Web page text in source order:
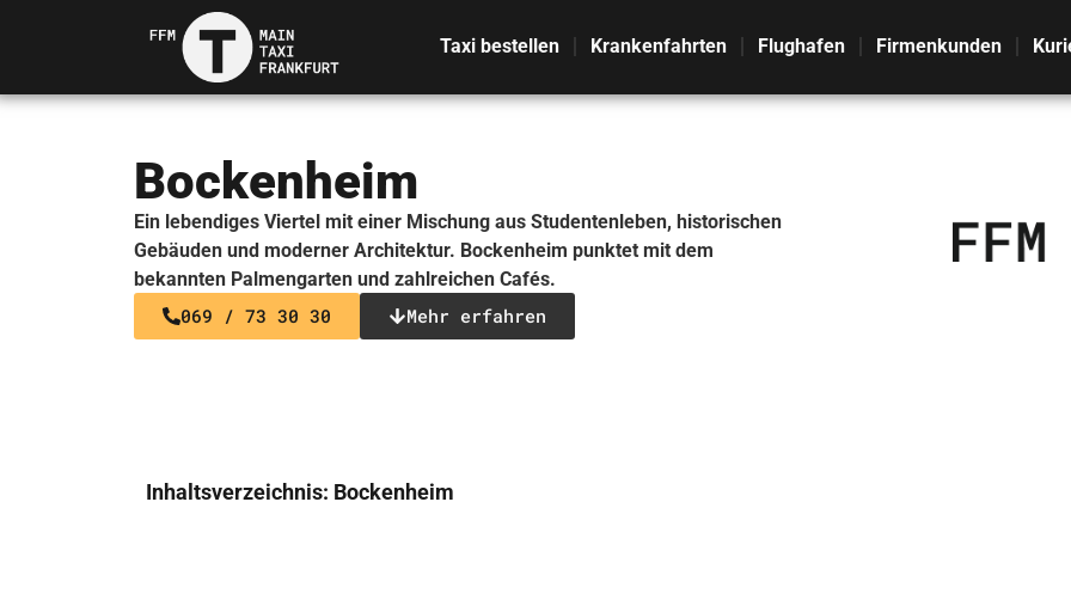
Taxi bestellen Krankenfahrten Flughafen Firmenkunden
Bockenheim
Ein lebendiges Viertel mit einer Mischung aus Studentenleben, historischen
Gebäuden und moderner Architektur. Bockenheim punktet mit dem
bekannten Palmengarten und zahlreichen Cafés.
069 / 73 30 30 Mehr erfahren
Inhaltsverzeichnis: Bockenheim